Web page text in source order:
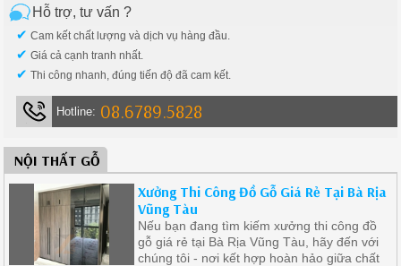
Hỗ trợ, tư vấn ?
✔ Cam kết chất lượng và dịch vụ hàng đầu.
✔ Giá cả cạnh tranh nhất.
✔ Thi công nhanh, đúng tiến độ đã cam kết.
Hotline: 08.6789.5828
NỘI THẤT GỖ
Xưởng Thi Công Đồ Gỗ Giá Rẻ Tại Bà Rịa
Vũng Tàu
Nếu bạn đang tìm kiếm xưởng thi công đồ
gỗ giá rẻ tại Bà Rịa Vũng Tàu, hãy đến với
chúng tôi - nơi kết hợp hoàn hảo giữa chất